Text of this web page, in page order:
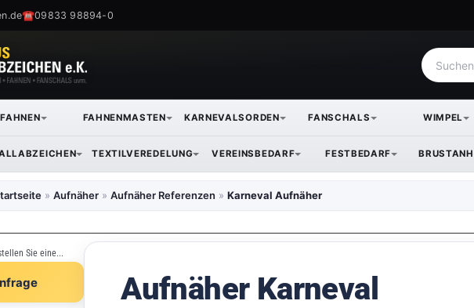
☎09833 98894-0
FAHNEN FAHNENMASTEN KARNEVALSORDEN FANSCHALS WIMPEL
TEXTILVEREDELUNG VEREINSBEDARF FESTBEDARF
» Aufnäher » Aufnäher Referenzen » Karneval Aufnäher
Sie eine...
Aufnäher Karneval